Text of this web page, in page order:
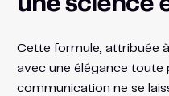
Cette formule, attribuée
avec une élégance toute
communication ne se